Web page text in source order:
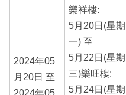
2024年05
月20日 至
2024年05
樂祥樓:
5月20日(星期
一) 至
5月22日(星期
三)樂旺樓:
5月24日(星期